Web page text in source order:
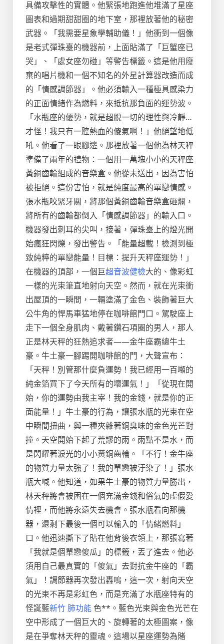
具備攻擊性的實體。他緊張地跑進他堆滿了星座
圖表和過期甜甜圈的地下室，那裡放著他的秘密
武器。「我需要星象學輔助儀！」他衝到一個像
是老式彈珠臺的機器前，上面貼滿了「巨蟹座已
哭」、「處女座勿碰」等警告標籤。這是他用廢
棄的唱片機和一個不知名的外星計算器改造而成
的「情感調節器」。他必須輸入一種極具感染力
的正面情緒作為燃料，來抵抗那負面的運勢波。
「水瓶座的優勢，就是超脫一切的理性與冷靜…
才怪！我只有一腔熱血的傻氣啊！」他絕望地低
吼。他看了一眼腳邊。那裡放著一個他為林天秤
準備了兩年的禮物：一個用一萬塊小小的天秤座
黃銅齒輪組成的音樂盒。他從未送出，因為害怕
被拒絕。這份害怕，就是純度最高的單戀情感。
張水瓶咬緊牙關，將那個黃銅齒輪音樂盒砸爛，
將所有的齒輪都倒入「情感調節器」的輸入口。
機器發出刺耳的尖叫，接著，彈珠臺上的燈光開
始瘋狂閃爍，發出警告。「能量超載！檢測到極
致純粹的單戀能量！目標：提升天秤座運勢！」
在機器的頂部，一個巨超音波健檢大的、像彩虹
一樣的光束筆直地射向天空。然而，就在光束衝
出屋頂的一瞬間，一輛塗滿了金色、裝飾著巨大
公牛角的悍馬車猛地停在咖啡館門口。駕駛座上
走下一個全身肌肉、戴著鑽石項圈的男人，那人
正是林天秤的狂熱追求者——金牛座霸總牛土
豪。牛土豪一腳踢開咖啡館的門，大聲宣布：
「天秤！別管那什麼負運勢！我已經用一百噸的
純金箔買下了今天所有的壞運氣！」「從現在開
始，你的運勢由我主宰！我的金錢，就是你的正
面能量！」牛土豪的行為，讓張水瓶的光束在空
中瞬間扭曲，與一種夾雜著銅臭味的金色光芒對
撞。天空開始下起了荒謬的雨。雨點不是水，而
是閃耀著淚光的小小黃銅齒輪。「不行！金牛座
的物質力量太強了！我的單戀被汙染了！」張水
瓶大喊。他知道，如果牛土豪的物質力量勝出，
林天秤將會被困在一個充滿金錢和俗氣的虛假愛
情裡，而他將永遠失去機會。張水瓶看向那機
器，還剩下最後一個可以輸入的「情緒燃料」
口。他迅速撕下了貼在他背後衣領上，那張寫著
「我就是個單戀傻瓜」的標籤，丟了進去。他必
須用自己最真實的「傻氣」去對抗金牛座的「霸
氣」！調節器再次發出轟鳴，這一次，射向天空
的光束不再是彩虹色，而是充滿了水瓶座特有的
怪誕藍新竹 肺功能色**。藍色光束與金色光芒在
空中形成了一個巨大的、旋轉著的太極圖案，像
是在爭奪林天秤的靈魂。這場以星座運勢為賭